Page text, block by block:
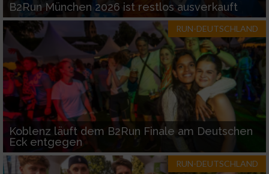
B2Run München 2026 ist restlos ausverkauft
RUN-DEUTSCHLAND
Koblenz läuft dem B2Run Finale am Deutschen
Eck entgegen
RUN-DEUTSCHLAND